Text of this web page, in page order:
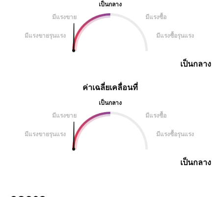
เป็นกลาง
มีแรงขาย
มีแรงซื้อ
มีแรงขายรุนแรง มีแรงซื้อรุนแรง
เป็นกลาง
ค่าเฉลี่ยเคลื่อนที่
เป็นกลาง
มีแรงขาย
มีแรงซื้อ
มีแรงขายรุนแรง มีแรงซื้อรุนแรง
เป็นกลาง